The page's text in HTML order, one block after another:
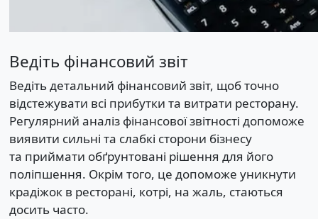
Ведіть фінансовий звіт
Ведіть детальний фінансовий звіт, щоб точно
відстежувати всі прибутки та витрати ресторану.
Регулярний аналіз фінансової звітності допоможе
виявити сильні та слабкі сторони бізнесу
та приймати обґрунтовані рішення для його
поліпшення. Окрім того, це допоможе уникнути
крадіжок в ресторані, котрі, на жаль, стаються
досить часто.